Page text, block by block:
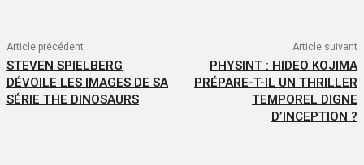
Article précédent
STEVEN SPIELBERG
DÉVOILE LES IMAGES DE SA
SÉRIE THE DINOSAURS
Article suivant
PHYSINT : HIDEO KOJIMA
PRÉPARE-T-IL UN THRILLER
TEMPOREL DIGNE
D’INCEPTION ?